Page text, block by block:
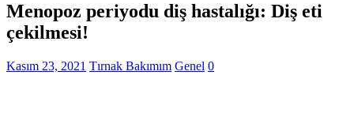
Menopoz periyodu diş hastalığı: Diş eti
çekilmesi!
Kasım 23, 2021 Tırnak Bakımım Genel 0